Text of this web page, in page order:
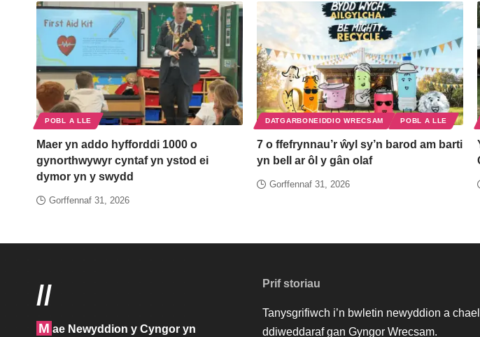
POBL A LLE
Maer yn addo hyfforddi 1000 o
gynorthwywyr cyntaf yn ystod ei
dymor yn y swydd
Gorffennaf 31, 2026
DATGARBONEIDDIO WRECSAM POBL A LLE
7 o ffefrynnau’r ŵyl sy’n barod am barti
yn bell ar ôl y gân olaf
Gorffennaf 31, 2026
//
M ae Newyddion y Cyngor yn
Prif storiau
Tanysgrifiwch i’n bwletin newyddion a
ddiweddaraf gan Gyngor Wrecsam.